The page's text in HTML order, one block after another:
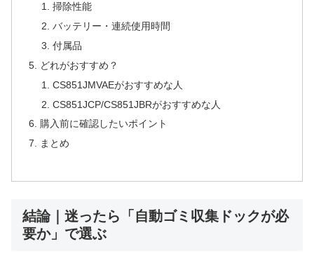
掃除性能
バッテリー・連続使用時間
付属品
どれがおすすめ？
CS851JMVAEがおすすめな人
CS851JCP/CS851JBRがおすすめな人
購入前に確認したいポイント
まとめ
結論｜迷ったら「自動ゴミ収集ドックが必
要か」で選ぶ